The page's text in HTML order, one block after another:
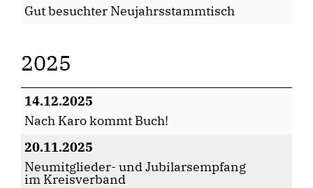
Gut besuchter Neujahrsstammtisch
2025
14.12.2025
Nach Karo kommt Buch!
20.11.2025
Neumitglieder- und Jubilarsempfang
im Kreisverband